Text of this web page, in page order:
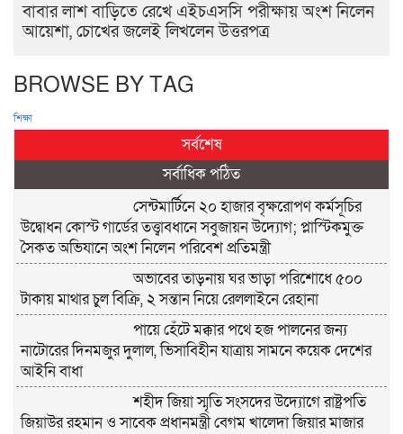
বাবার লাশ বাড়িতে রেখে এইচএসসি পরীক্ষায় অংশ নিলেন
আয়েশা, চোখের জলেই লিখলেন উত্তরপত্র
BROWSE BY TAG
শিক্ষা
সর্বশেষ
সর্বাধিক পঠিত
সেন্টমার্টিনে ২০ হাজার বৃক্ষরোপণ কর্মসূচির
উদ্বোধন কোস্ট গার্ডের তত্ত্বাবধানে সবুজায়ন উদ্যোগ; প্লাস্টিকমুক্ত
সৈকত অভিযানে অংশ নিলেন পরিবেশ প্রতিমন্ত্রী
অভাবের তাড়নায় ঘর ভাড়া পরিশোধে ৫০০
টাকায় মাথার চুল বিক্রি, ২ সন্তান নিয়ে রেললাইনে রেহানা
পায়ে হেঁটে মক্কার পথে হজ পালনের জন্য
নাটোরের দিনমজুর দুলাল, ভিসাবিহীন যাত্রায় সামনে কয়েক দেশের
আইনি বাধা
শহীদ জিয়া স্মৃতি সংসদের উদ্যোগে রাষ্ট্রপতি
জিয়াউর রহমান ও সাবেক প্রধানমন্ত্রী বেগম খালেদা জিয়ার মাজার